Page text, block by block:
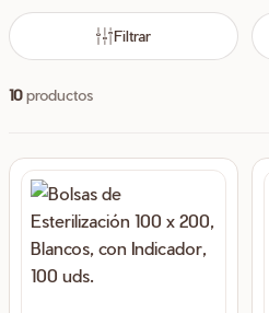
10 productos
Filtrar